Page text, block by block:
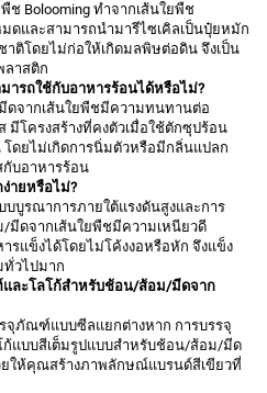
Bolooming ทำจากเส้นใยพืช
ดและสามารถนำมารีไซเคิลเป็นปุ๋ยหมัก
ติโดยไม่ก่อให้เกิดมลพิษต่อดิน จึงเป็น
าสติก
ารถใช้กับอาหารร้อนได้หรือไม่?
ดจากเส้นใยพืชมีความทนทานต่อ
มีโครงสร้างที่คงตัวเมื่อใช้ตักซุปร้อน
ดยไม่เกิดการนิ่มตัวหรือมีกลิ่นแปลก
บอาหารร้อน
ายหรือไม่?
บูรณาการภายใต้แรงดันสูงและการ
ดจากเส้นใยพืชมีความเหนียวดี
รแข็งได้โดยไม่โค้งงอหรือหัก จึงแข็ง
ทั่วไปมาก
ละโลโก้สำหรับช้อน/ส้อม/มีดจาก
จุภัณฑ์แบบซีลแยกต่างหาก การบรรจุ
แบบสีเต็มรูปแบบสำหรับช้อน/ส้อม/มีด
ให้คุณสร้างภาพลักษณ์แบรนด์สีเขียวที่